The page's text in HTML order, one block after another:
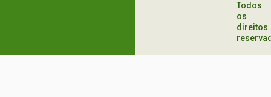
Todos
os
direitos